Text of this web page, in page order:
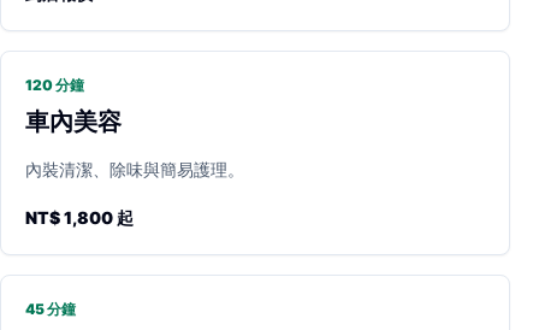
120 分鐘
車內美容
內裝清潔、除味與簡易護理。
NT$ 1,800 起
45 分鐘